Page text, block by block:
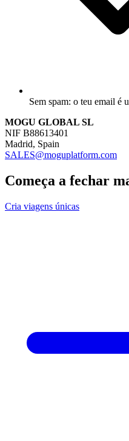
Sem spam: o teu email é
MOGU GLOBAL SL
NIF B88613401
Madrid, Spain
SALES@moguplatform.com
Começa a fechar
Cria viagens únicas